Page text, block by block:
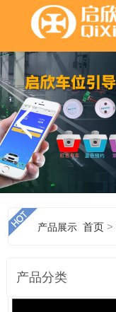
产品展示 首页 >
产品分类